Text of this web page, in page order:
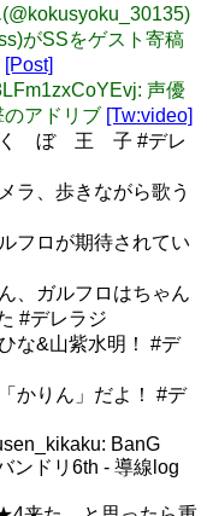
がSSをゲスト寄稿
[Post]
声優
のアドリブ [Tw:video]
ぼ 王 子 #デレ
ラ、歩きながら歌う
フロが期待されてい
、ガルフロはちゃん
#デレラジ
な&山紫水明！ #デ
かりん」だよ！ #デ
BanG
ンドリ6th - 導線log